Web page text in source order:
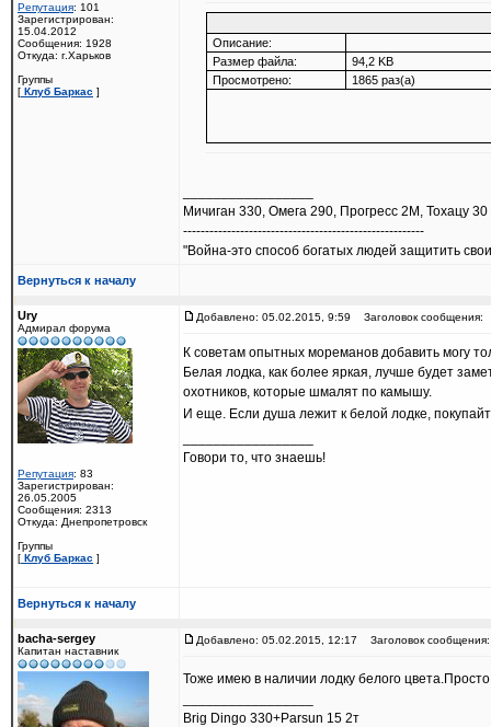
Репутация: 101
Зарегистрирован:
15.04.2012
Сообщения: 1928
Откуда: г.Харьков
Группы
[ Клуб Баркас ]
Описание:
Размер файла:
94,2 KB
Просмотрено:
1865 раз(а)
Мичиган 330, Омега 290, Прогресс 2М, Тохацу 30
-------------------------------------------------------
"Война-это способ богатых людей защитить
Вернуться к началу
Ury
Адмирал форума
Репутация: 83
Зарегистрирован:
26.05.2005
Сообщения: 2313
Откуда: Днепропетровск
Группы
[ Клуб Баркас ]
Добавлено: 05.02.2015, 9:59 Заголовок сообщения:
К советам опытных мореманов добавить могу
Белая лодка, как более яркая, лучше будет
охотников, которые шмалят по камышу.
И еще. Если душа лежит к белой лодке,
Говори то, что знаешь!
Вернуться к началу
bacha-sergey
Капитан наставник
Добавлено: 05.02.2015, 12:17 Заголовок сообщения:
Тоже имею в наличии лодку белого
Brig Dingo 330+Parsun 15 2т